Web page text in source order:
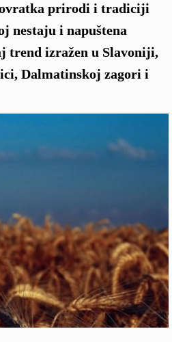
prirodi i tradiciji
nestaju i napuštena
trend izražen u Slavoniji,
Dalmatinskoj zagori i